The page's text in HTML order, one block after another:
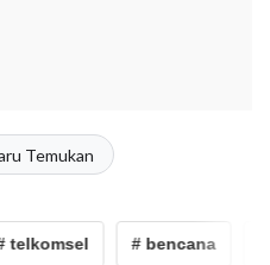
Temukan
telkomsel # bencana